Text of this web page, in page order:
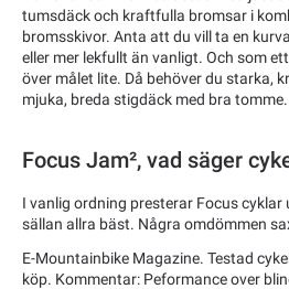
tumsdäck och kraftfulla bromsar i
bromsskivor. Anta att du vill ta en
eller mer lekfullt än vanligt. Och som
över målet lite. Då behöver du starka,
mjuka, breda stigdäck med bra
Focus Jam², vad säger
I vanlig ordning presterar Focus
sällan allra bäst. Några omdömmen
E-Mountainbike Magazine. Testad
köp. Kommentar: Peformance over